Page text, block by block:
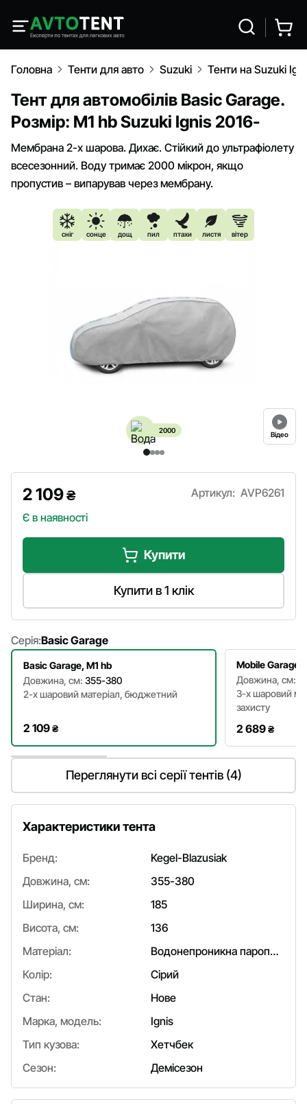
Головна Тенти для авто Suzuki Тенти на Suzuki
Тент для автомобілів Basic Garage.
Розмір: M1 hb Suzuki Ignis 2016-
Мембрана 2-х шарова. Дихає. Стійкий до ультрафіолету
всесезонний. Воду тримає 2000 мікрон, якщо
пропустив – випарував через мембрану.
сніг сонце дощ пил птахи листя вітер
2000 Відео
2 109₴
Є в наявності
Артикул: AVP6261
Купити
Купити в 1 клік
Серія:Basic Garage
Basic Garage, M1 hb
Довжина, см: 355-380
2-х шаровий матеріал, бюджетний
2 109₴
Mobile Garage,
Довжина, см:
3-х шаровий
захисту
2 689₴
Переглянути всі серії тентів (4)
Характеристики тента
Бренд:
Kegel-Blazusiak
Довжина, см:
355-380
Ширина, см:
185
Висота, см:
136
Матеріал:
Водонепроникна паропроникна мембрана з гладкою, м'якою на дотик знизу тканиною.
Колір:
Сірий
Стан:
Нове
Марка, модель:
Ignis
Тип кузова:
Хетчбек
Сезон:
Демісезон